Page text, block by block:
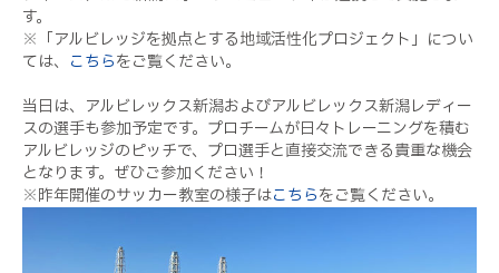
す。
※「アルビレッジを拠点とする地域活性化プロジェクト」につい
ては、 こちらをご覧ください。
当日は、アルビレックス新潟およびアルビレックス新潟レディー
スの選手も参加予定です。プロチームが日々トレーニングを積む
アルビレッジのピッチで、プロ選手と直接交流できる貴重な機会
となります。ぜひご参加ください！
※昨年開催のサッカー教室の様子はこちらをご覧ください。